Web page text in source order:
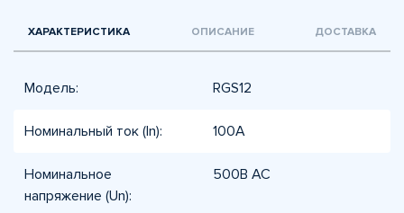
ХАРАКТЕРИСТИКА ОПИСАНИЕ ДОСТАВКА
Модель: RGS12
Номинальный ток (In): 100А
Номинальное
напряжение (Un):
500В AC